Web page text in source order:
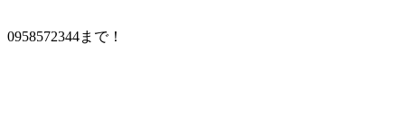
0958572344まで！